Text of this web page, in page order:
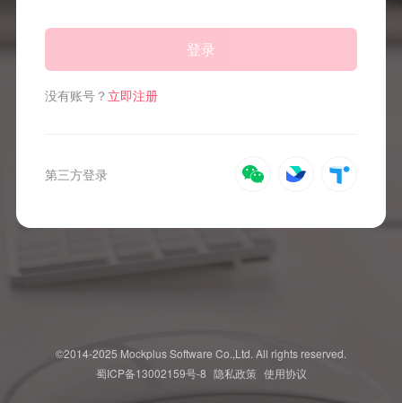
©2014-2025 Mockplus Software Co.,Ltd. All rights reserved.
蜀ICP备13002159号-8 隐私政策 使用协议
登录
没有账号？ 立即注册
第三方登录